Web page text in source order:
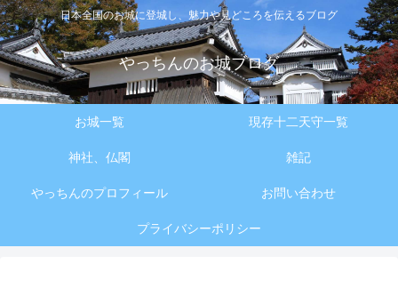
日本全国のお城に登城し、魅力や見どころを伝えるブログ
やっちんのお城ブログ
お城一覧 現存十二天守一覧
神社、仏閣 雑記
やっちんのプロフィール お問い合わせ
プライバシーポリシー